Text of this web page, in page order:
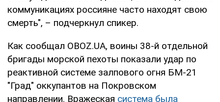
коммуникациях россияне часто находят свою
смерть", – подчеркнул спикер.
Как сообщал OBOZ.UA, воины 38-й отдельной
бригады морской пехоты показали удар по
реактивной системе залпового огня БМ-21
"Град" оккупантов на Покровском
направлении. Вражеская система была